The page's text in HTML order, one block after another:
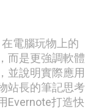
電腦玩物上的
而是更強調軟體
並說明實際應用
站長的筆記思考
Evernote打造快